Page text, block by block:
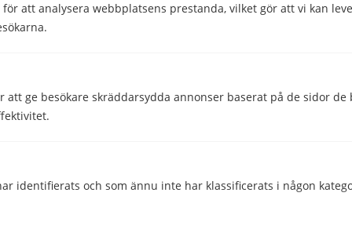
för att analysera webbplatsens prestanda, vilket gör att vi kan
att ge besökare skräddarsydda annonser baserat på de sidor
identifierats och som ännu inte har klassificerats i någon
Skriven av
Granskad av